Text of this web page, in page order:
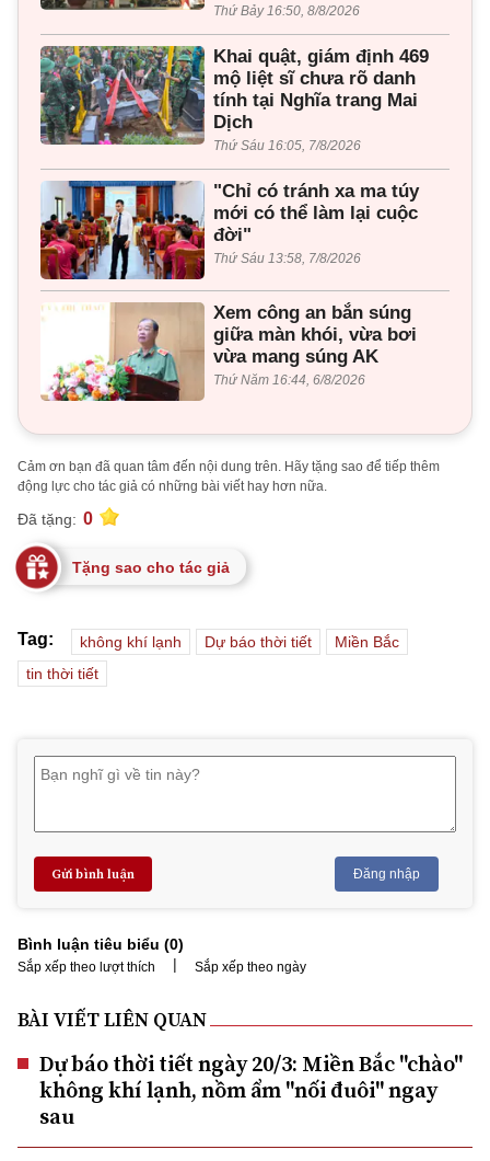
Thứ Bảy 16:50, 8/8/2026
Khai quật, giám định 469
mộ liệt sĩ chưa rõ danh
tính tại Nghĩa trang Mai
Dịch
Thứ Sáu 16:05, 7/8/2026
"Chỉ có tránh xa ma túy
mới có thể làm lại cuộc
đời"
Thứ Sáu 13:58, 7/8/2026
Xem công an bắn súng
giữa màn khói, vừa bơi
vừa mang súng AK
Thứ Năm 16:44, 6/8/2026
Cảm ơn bạn đã quan tâm đến nội dung trên. Hãy tặng sao để tiếp thêm
động lực cho tác giả có những bài viết hay hơn nữa.
Đã tặng: 0
Tặng sao cho tác giả
Tag: không khí lạnh Dự báo thời tiết
Miền Bắc
tin thời tiết
Gửi bình luận Đăng nhập
Bình luận tiêu biểu (0)
Sắp xếp theo lượt thích | Sắp xếp theo ngày
BÀI VIẾT LIÊN QUAN
Dự báo thời tiết ngày 20/3: Miền Bắc "chào"
không khí lạnh, nồm ẩm "nối đuôi" ngay
sau